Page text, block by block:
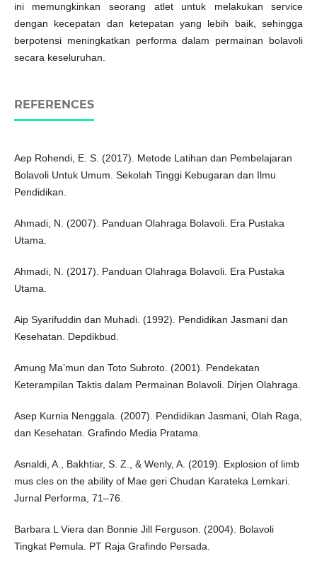
ini memungkinkan seorang atlet untuk melakukan service
dengan kecepatan dan ketepatan yang lebih baik, sehingga
berpotensi meningkatkan performa dalam permainan bolavoli
secara keseluruhan.
REFERENCES
Aep Rohendi, E. S. (2017). Metode Latihan dan Pembelajaran
Bolavoli Untuk Umum. Sekolah Tinggi Kebugaran dan Ilmu
Pendidikan.
Ahmadi, N. (2007). Panduan Olahraga Bolavoli. Era Pustaka
Utama.
Ahmadi, N. (2017). Panduan Olahraga Bolavoli. Era Pustaka
Utama.
Aip Syarifuddin dan Muhadi. (1992). Pendidikan Jasmani dan
Kesehatan. Depdikbud.
Amung Ma’mun dan Toto Subroto. (2001). Pendekatan
Keterampilan Taktis dalam Permainan Bolavoli. Dirjen Olahraga.
Asep Kurnia Nenggala. (2007). Pendidikan Jasmani, Olah Raga,
dan Kesehatan. Grafindo Media Pratama.
Asnaldi, A., Bakhtiar, S. Z., & Wenly, A. (2019). Explosion of limb
mus cles on the ability of Mae geri Chudan Karateka Lemkari.
Jurnal Performa, 71–76.
Barbara L Viera dan Bonnie Jill Ferguson. (2004). Bolavoli
Tingkat Pemula. PT Raja Grafindo Persada.